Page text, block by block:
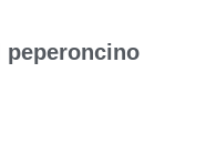
peperoncino